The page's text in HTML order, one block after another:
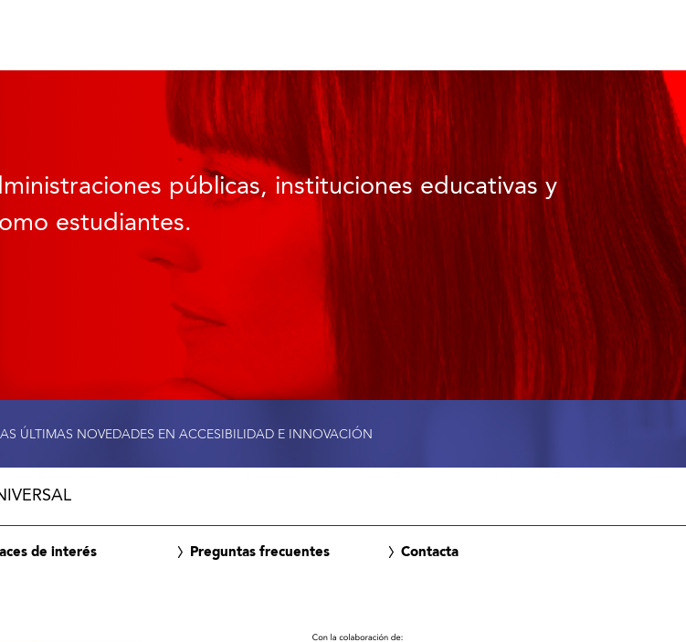
públicas, instituciones educativas y
estudiantes.
ÚLTIMAS NOVEDADES EN ACCESIBILIDAD E INNOVACIÓN
de interés Preguntas frecuentes Contacta